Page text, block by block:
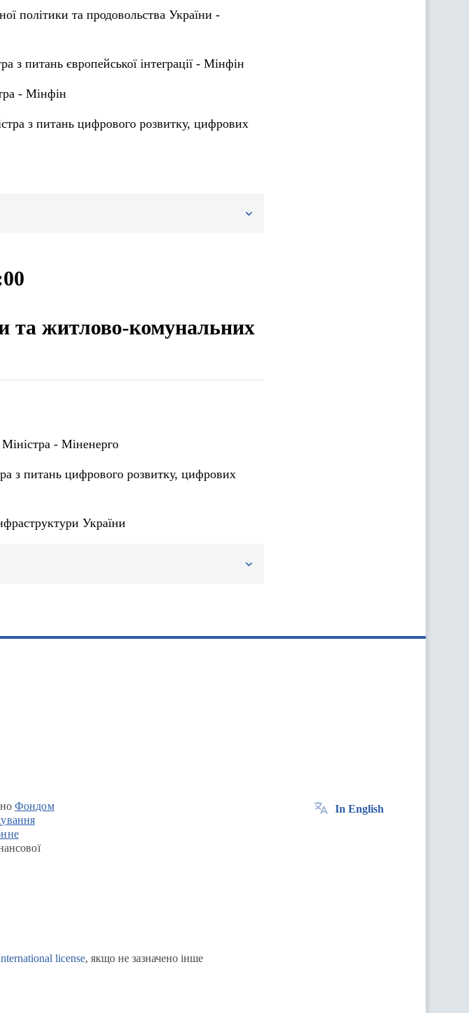
політики та продовольства України -
питань європейської інтеграції - Мінфін
- Мінфін
з питань цифрового розвитку, цифрових
та житлово-комунальних
- Міненерго
з питань цифрового розвитку, цифрових
України
Фондом
In English
license, якщо не зазначено інше